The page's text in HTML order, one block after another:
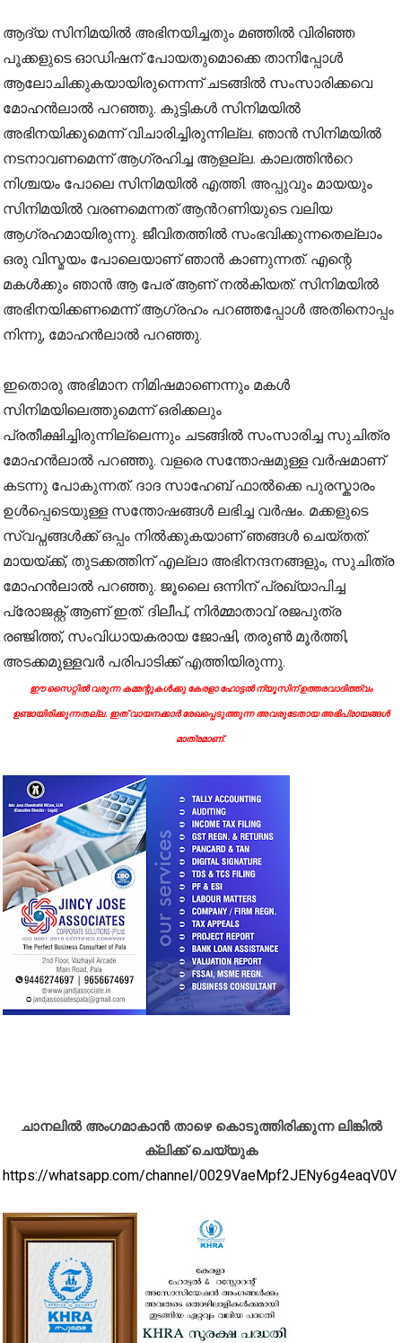
ആദ്യ സിനിമയില്‍ അഭിനയിച്ചതും മ‍ഞ്ഞില്‍ വിരിഞ്ഞ
പൂക്കളുടെ ഓഡിഷന് പോയതുമൊക്കെ താനിപ്പോള്‍
ആലോചിക്കുകയായിരുന്നെന്ന് ചടങ്ങില്‍ സംസാരിക്കവെ
മോഹന്‍ലാല്‍ പറഞ്ഞു. കുട്ടികള്‍ സിനിമയില്‍
അഭിനയിക്കുമെന്ന് വിചാരിച്ചിരുന്നില്ല. ഞാന്‍ സിനിമയില്‍
നടനാവണമെന്ന് ആഗ്രഹിച്ച ആളല്ല. കാലത്തിന്‍റെ
നിശ്ചയം പോലെ സിനിമയില്‍ എത്തി. അപ്പുവും മായയും
സിനിമയില്‍ വരണമെന്നത് ആന്‍റണിയുടെ വലിയ
ആഗ്രഹമായിരുന്നു. ജീവിതത്തിൽ സംഭവിക്കുന്നതെല്ലാം
ഒരു വിസ്മയം പോലെയാണ് ഞാന്‍ കാണുന്നത്. എന്റെ
മകൾക്കും ഞാൻ ആ പേര് ആണ് നൽകിയത്. സിനിമയിൽ
അഭിനയിക്കണമെന്ന് ആഗ്രഹം പറഞ്ഞപ്പോൾ അതിനൊപ്പം
നിന്നു, മോഹന്‍ലാല്‍ പറഞ്ഞു.
ഇതൊരു അഭിമാന നിമിഷമാണെന്നും മകള്‍
സിനിമയിലെത്തുമെന്ന് ഒരിക്കലും
പ്രതീക്ഷിച്ചിരുന്നില്ലെന്നും ചടങ്ങില്‍ സംസാരിച്ച സുചിത്ര
മോഹന്‍ലാല്‍ പറഞ്ഞു. വളരെ സന്തോഷമുള്ള വർഷമാണ്
കടന്നു പോകുന്നത്. ദാദ സാഹേബ് ഫാൽക്കെ പുരസ്കാരം
ഉൾപ്പെടെയുള്ള സന്തോഷങ്ങൾ ലഭിച്ച വർഷം. മക്കളുടെ
സ്വപ്നങ്ങൾക്ക് ഒപ്പം നിൽക്കുകയാണ് ഞങ്ങൾ ചെയ്തത്.
മായയ്ക്ക്, തുടക്കത്തിന് എല്ലാ അഭിനന്ദനങ്ങളും, സുചിത്ര
മോഹന്‍ലാല്‍ പറഞ്ഞു. ജൂലൈ ഒന്നിന് പ്രഖ്യാപിച്ച
പ്രോജക്റ്റ് ആണ് ഇത്. ദിലീപ്, നിര്‍മ്മാതാവ് രജപുത്ര
രഞ്ജിത്ത്, സംവിധായകരായ ജോഷി, തരുണ്‍ മൂര്‍ത്തി,
അടക്കമുള്ളവര്‍ പരിപാടിക്ക് എത്തിയിരുന്നു.
ഈ സൈറ്റിൽ വരുന്ന കമ്മന്റുകൾക്കു കേരളാ ഹോട്ടൽ ന്യൂസിന് ഉത്തരവാദിത്ത്വം
ഉണ്ടായിരിക്കുന്നതല്ല. ഇത് വായനക്കാർ രേഖപ്പെടുത്തുന്ന അവരുടേതായ അഭിപ്രായങ്ങൾ
മാത്രമാണ്.
ചാനലിൽ അംഗമാകാൻ താഴെ കൊടുത്തിരിക്കുന്ന ലിങ്കിൽ
ക്ലിക്ക് ചെയ്യുക
https://whatsapp.com/channel/0029VaeMpf2JENy6g4eaqV0V